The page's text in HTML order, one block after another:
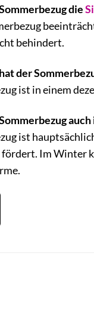
die
behindert.
der
ist in einem
ist
Im Winter